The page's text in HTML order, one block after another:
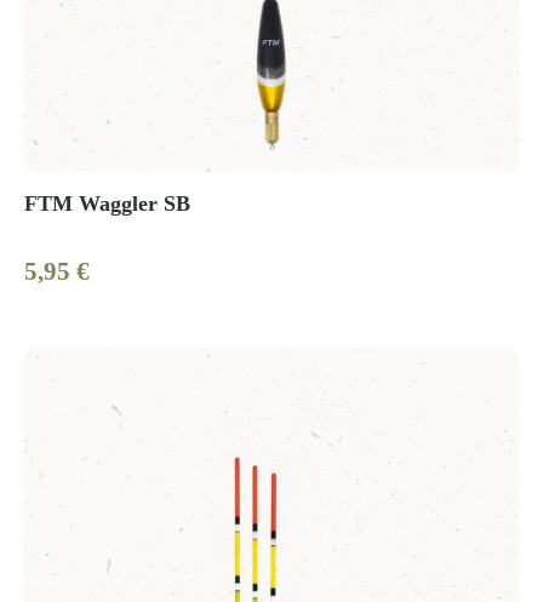
FTM Waggler SB
Regulärer Preis:
5,95 €